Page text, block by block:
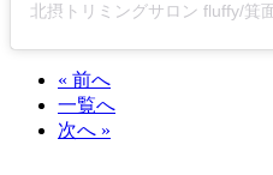
« 前へ
一覧へ
次へ »